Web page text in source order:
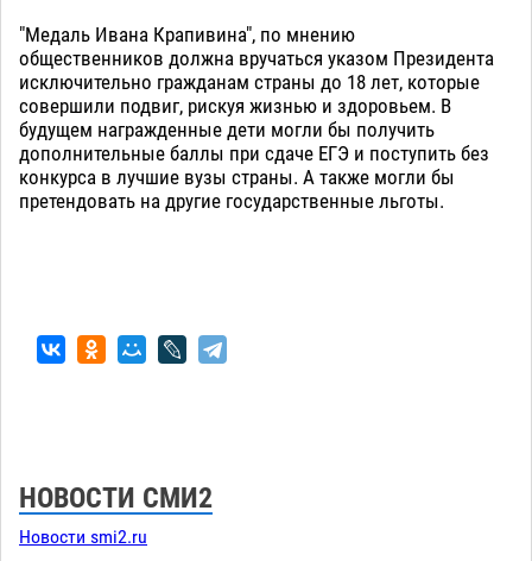
"Медаль Ивана Крапивина", по мнению
общественников должна вручаться указом Президента
исключительно гражданам страны до 18 лет, которые
совершили подвиг, рискуя жизнью и здоровьем. В
будущем награжденные дети могли бы получить
дополнительные баллы при сдаче ЕГЭ и поступить без
конкурса в лучшие вузы страны. А также могли бы
претендовать на другие государственные льготы.
НОВОСТИ СМИ2
Новости smi2.ru